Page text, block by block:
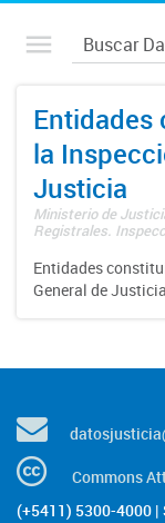
Entidades
la
Justicia
Ministerio de
Registrales.
Entidades
General de
Commons
(+5411) 5300-4000 |